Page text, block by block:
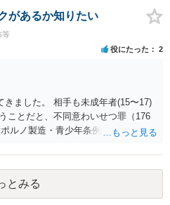
があるか知りたい
等
役にたった 2
ました。 相手も未成年者(15〜17)
ことだと、不同意わいせつ罪（176
ルノ製造・青少年条例違反（わいせ
捜査を受けるでしょう。
とみる